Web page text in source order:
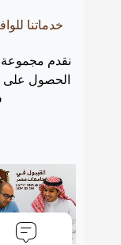
خدماتنا
نقدم
الحصول على